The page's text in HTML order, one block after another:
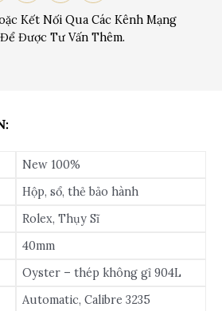
Kết Nối Qua Các Kênh Mạng
Được Tư Vấn Thêm.
New 100%
Hộp, sổ, thẻ bảo hành
Rolex, Thụy Sĩ
40mm
Oyster – thép không gỉ 904L
Automatic, Calibre 3235